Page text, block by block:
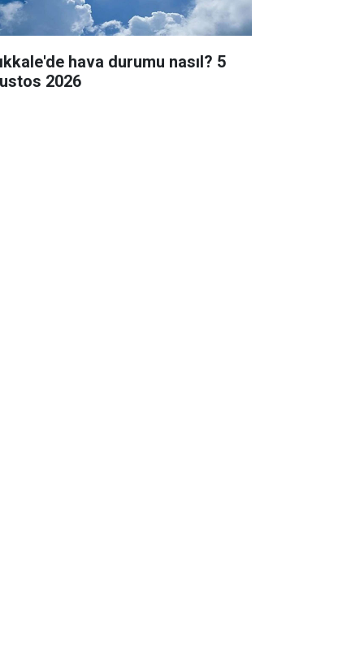
hava durumu nasıl? 5
2026